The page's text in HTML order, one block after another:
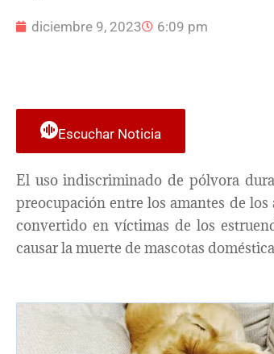
diciembre 9, 2023 6:09 pm
Escuchar Noticia
El uso indiscriminado de pólvora
preocupación entre los amantes de
convertido en víctimas de los
causar la muerte de mascotas